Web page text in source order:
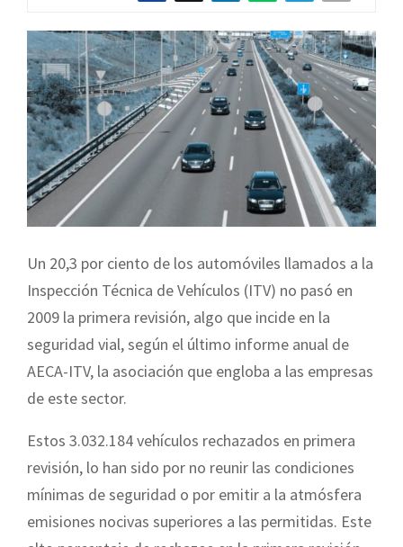
Un 20,3 por ciento de los automóviles llamados a la
Inspección Técnica de Vehículos (ITV) no pasó en
2009 la primera revisión, algo que incide en la
seguridad vial, según el último informe anual de
AECA-ITV, la asociación que engloba a las empresas
de este sector.
Estos 3.032.184 vehículos rechazados en primera
revisión, lo han sido por no reunir las condiciones
mínimas de seguridad o por emitir a la atmósfera
emisiones nocivas superiores a las permitidas. Este